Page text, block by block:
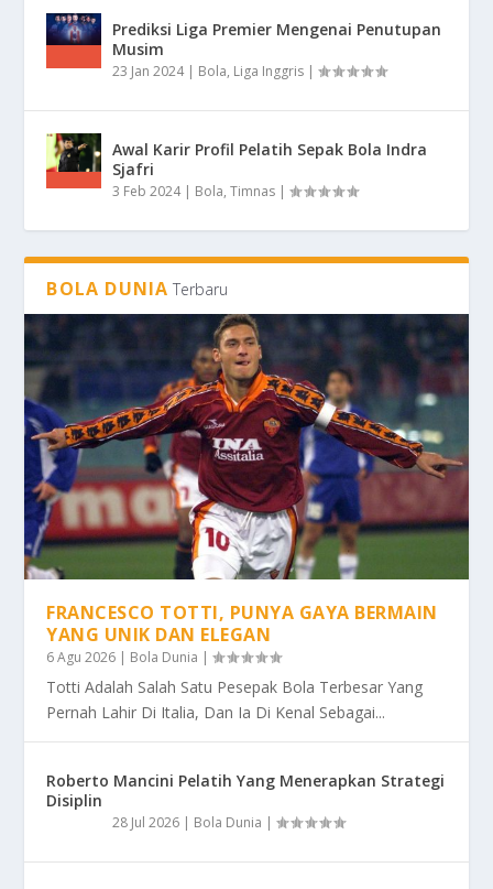
Prediksi Liga Premier Mengenai Penutupan
Musim
23 Jan 2024| Bola, Liga Inggris |
Awal Karir Profil Pelatih Sepak Bola Indra
Sjafri
3 Feb 2024| Bola,Timnas |
BOLA DUNIA Terbaru
FRANCESCO TOTTI, PUNYA GAYA BERMAIN
YANG UNIK DAN ELEGAN
6 Agu 2026 | Bola Dunia |
Totti Adalah Salah Satu Pesepak Bola Terbesar Yang
Pernah Lahir Di Italia, Dan Ia Di Kenal Sebagai...
Roberto Mancini Pelatih Yang Menerapkan Strategi
Disiplin
28 Jul 2026 | Bola Dunia |